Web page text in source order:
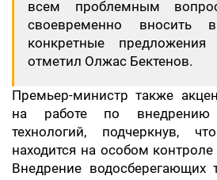
всем проблемным
своевременно вносить
конкретные
отметил Олжас Бектенов.
Премьер-министр также
на работе по внедрению
технологий, подчеркнув,
находится на особом контроле
Внедрение водосберегающих